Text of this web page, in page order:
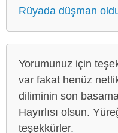
Rüyada düşman
Yorumunuz için
var fakat henüz
diliminin son
Hayırlısı olsun.
teşekkürler.